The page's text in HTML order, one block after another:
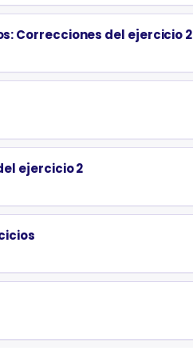
Correcciones del ejercicio 2
ejercicio 2